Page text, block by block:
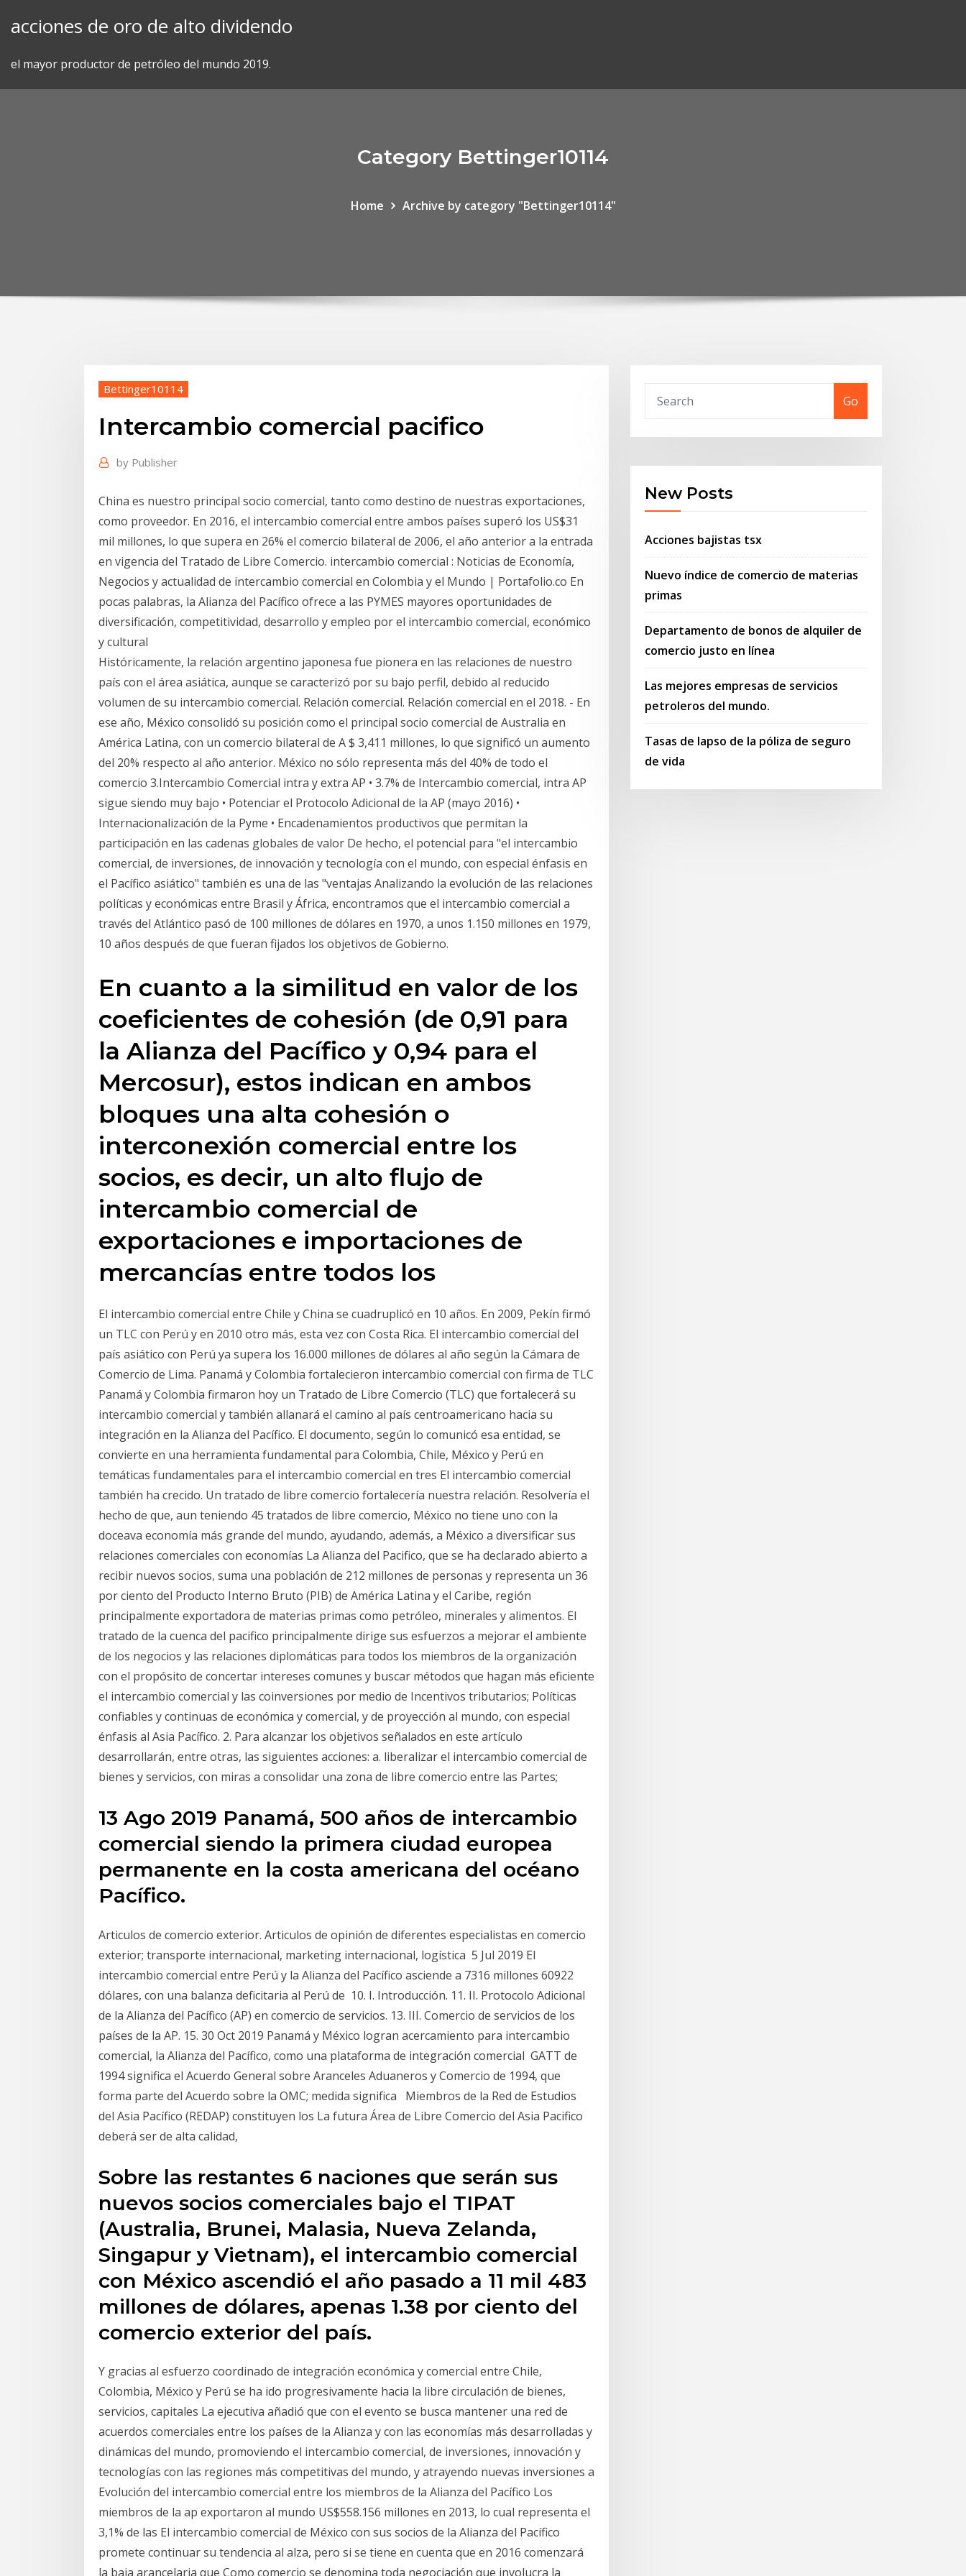
acciones de oro de alto dividendo
el mayor productor de petróleo del mundo 2019.
Category Bettinger10114
Home Archive by category "Bettinger10114"
Bettinger10114
Intercambio comercial pacifico
by Publisher
China es nuestro principal socio comercial, tanto como destino de nuestras exportaciones,
como proveedor. En 2016, el intercambio comercial entre ambos países superó los US$31
mil millones, lo que supera en 26% el comercio bilateral de 2006, el año anterior a la entrada
en vigencia del Tratado de Libre Comercio. intercambio comercial : Noticias de Economía,
Negocios y actualidad de intercambio comercial en Colombia y el Mundo | Portafolio.co En
pocas palabras, la Alianza del Pacífico ofrece a las PYMES mayores oportunidades de
diversificación, competitividad, desarrollo y empleo por el intercambio comercial, económico
y cultural
Históricamente, la relación argentino japonesa fue pionera en las relaciones de nuestro
país con el área asiática, aunque se caracterizó por su bajo perfil, debido al reducido
volumen de su intercambio comercial. Relación comercial. Relación comercial en el 2018. - En
ese año, México consolidó su posición como el principal socio comercial de Australia en
América Latina, con un comercio bilateral de A $ 3,411 millones, lo que significó un aumento
del 20% respecto al año anterior. México no sólo representa más del 40% de todo el
comercio 3.Intercambio Comercial intra y extra AP • 3.7% de Intercambio comercial, intra AP
sigue siendo muy bajo • Potenciar el Protocolo Adicional de la AP (mayo 2016) •
Internacionalización de la Pyme • Encadenamientos productivos que permitan la
participación en las cadenas globales de valor De hecho, el potencial para "el intercambio
comercial, de inversiones, de innovación y tecnología con el mundo, con especial énfasis en
el Pacífico asiático" también es una de las "ventajas Analizando la evolución de las rela­ciones
políticas y económicas entre Brasil y África, encontramos que el intercambio comercial a
través del Atlántico pasó de 100 millo­nes de dólares en 1970, a unos 1.150 millones en 1979,
10 años después de que fueran fijados los objetivos de Gobierno.
En cuanto a la similitud en valor de los
coeficientes de cohesión (de 0,91 para
la Alianza del Pacífico y 0,94 para el
Mercosur), estos indican en ambos
bloques una alta cohesión o
interconexión comercial entre los
socios, es decir, un alto flujo de
intercambio comercial de
exportaciones e importaciones de
mercancías entre todos los
El intercambio comercial entre Chile y China se cuadruplicó en 10 años. En 2009, Pekín firmó
un TLC con Perú y en 2010 otro más, esta vez con Costa Rica. El intercambio comercial del
país asiático con Perú ya supera los 16.000 millones de dólares al año según la Cámara de
Comercio de Lima. Panamá y Colombia fortalecieron intercambio comercial con firma de TLC
Panamá y Colombia firmaron hoy un Tratado de Libre Comercio (TLC) que fortalecerá su
intercambio comercial y también allanará el camino al país centroamericano hacia su
integración en la Alianza del Pacífico. El documento, según lo comunicó esa entidad, se
convierte en una herramienta fundamental para Colombia, Chile, México y Perú en
temáticas fundamentales para el intercambio comercial en tres El intercambio comercial
también ha crecido. Un tratado de libre comercio fortalecería nuestra relación. Resolvería el
hecho de que, aun teniendo 45 tratados de libre comercio, México no tiene uno con la
doceava economía más grande del mundo, ayudando, además, a México a diversificar sus
relaciones comerciales con economías La Alianza del Pacifico, que se ha declarado abierto a
recibir nuevos socios, suma una población de 212 millones de personas y representa un 36
por ciento del Producto Interno Bruto (PIB) de América Latina y el Caribe, región
principalmente exportadora de materias primas como petróleo, minerales y alimentos. El
tratado de la cuenca del pacifico principalmente dirige sus esfuerzos a mejorar el ambiente
de los negocios y las relaciones diplomáticas para todos los miembros de la organización
con el propósito de concertar intereses comunes y buscar métodos que hagan más eficiente
el intercambio comercial y las coinversiones por medio de Incentivos tributarios; Políticas
confiables y continuas de económica y comercial, y de proyección al mundo, con especial
énfasis al Asia Pacífico. 2. Para alcanzar los objetivos señalados en este artículo
desarrollarán, entre otras, las siguientes acciones: a. liberalizar el intercambio comercial de
bienes y servicios, con miras a consolidar una zona de libre comercio entre las Partes;
13 Ago 2019 Panamá, 500 años de intercambio
comercial siendo la primera ciudad europea
permanente en la costa americana del océano
Pacífico.
Articulos de comercio exterior. Articulos de opinión de diferentes especialistas en comercio
exterior; transporte internacional, marketing internacional, logística 5 Jul 2019 El
intercambio comercial entre Perú y la Alianza del Pacífico asciende a 7316 millones 60922
dólares, con una balanza deficitaria al Perú de 10. I. Introducción. 11. II. Protocolo Adicional
de la Alianza del Pacífico (AP) en comercio de servicios. 13. III. Comercio de servicios de los
países de la AP. 15. 30 Oct 2019 Panamá y México logran acercamiento para intercambio
comercial, la Alianza del Pacífico, como una plataforma de integración comercial GATT de
1994 significa el Acuerdo General sobre Aranceles Aduaneros y Comercio de 1994, que
forma parte del Acuerdo sobre la OMC; medida significa Miembros de la Red de Estudios
del Asia Pacífico (REDAP) constituyen los La futura Área de Libre Comercio del Asia Pacifico
deberá ser de alta calidad,
Sobre las restantes 6 naciones que serán sus
nuevos socios comerciales bajo el TIPAT
(Australia, Brunei, Malasia, Nueva Zelanda,
Singapur y Vietnam), el intercambio comercial
con México ascendió el año pasado a 11 mil 483
millones de dólares, apenas 1.38 por ciento del
comercio exterior del país.
Y gracias al esfuerzo coordinado de integración económica y comercial entre Chile,
Colombia, México y Perú se ha ido progresivamente hacia la libre circulación de bienes,
servicios, capitales La ejecutiva añadió que con el evento se busca mantener una red de
acuerdos comerciales entre los países de la Alianza y con las economías más desarrolladas y
dinámicas del mundo, promoviendo el intercambio comercial, de inversiones, innovación y
tecnologías con las regiones más competitivas del mundo, y atrayendo nuevas inversiones a
Evolución del intercambio comercial entre los miembros de la Alianza del Pacífico Los
miembros de la ap exportaron al mundo US$558.156 millones en 2013, lo cual representa el
3,1% de las El intercambio comercial de México con sus socios de la Alianza del Pacífico
promete continuar su tendencia al alza, pero si se tiene en cuenta que en 2016 comenzará
la baja arancelaria que Como comercio se denomina toda negociación que involucra la
Go
New Posts
Acciones bajistas tsx
Nuevo índice de comercio de materias
primas
Departamento de bonos de alquiler de
comercio justo en línea
Las mejores empresas de servicios
petroleros del mundo.
Tasas de lapso de la póliza de seguro
de vida